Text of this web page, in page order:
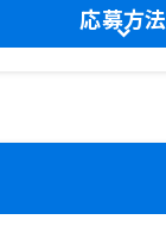
応募方法